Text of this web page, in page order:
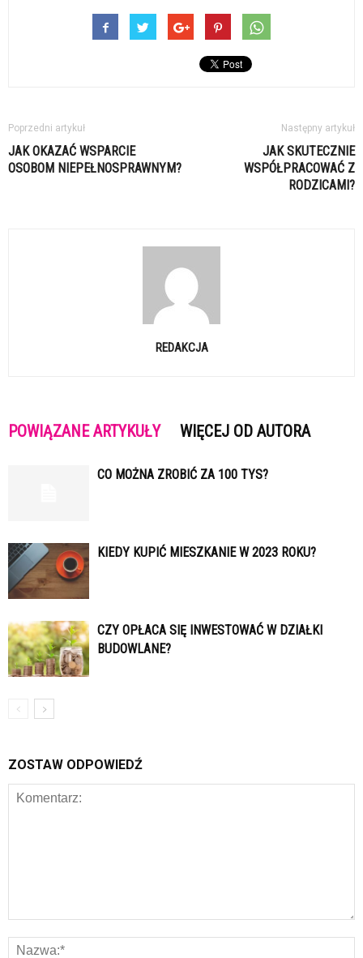
Poprzedni artykuł
JAK OKAZAĆ WSPARCIE
OSOBOM NIEPEŁNOSPRAWNYM?
Następny artykuł
JAK SKUTECZNIE
WSPÓŁPRACOWAĆ Z
RODZICAMI?
REDAKCJA
POWIĄZANE ARTYKUŁY WIĘCEJ OD AUTORA
CO MOŻNA ZROBIĆ ZA 100 TYS?
KIEDY KUPIĆ MIESZKANIE W 2023 ROKU?
CZY OPŁACA SIĘ INWESTOWAĆ W DZIAŁKI
BUDOWLANE?
ZOSTAW ODPOWIEDŹ